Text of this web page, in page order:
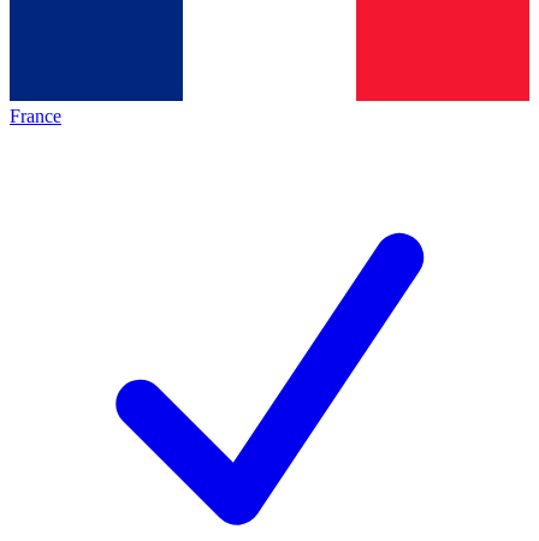
France